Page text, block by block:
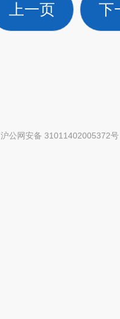
上一页 下
沪公网安备 31011402005372号